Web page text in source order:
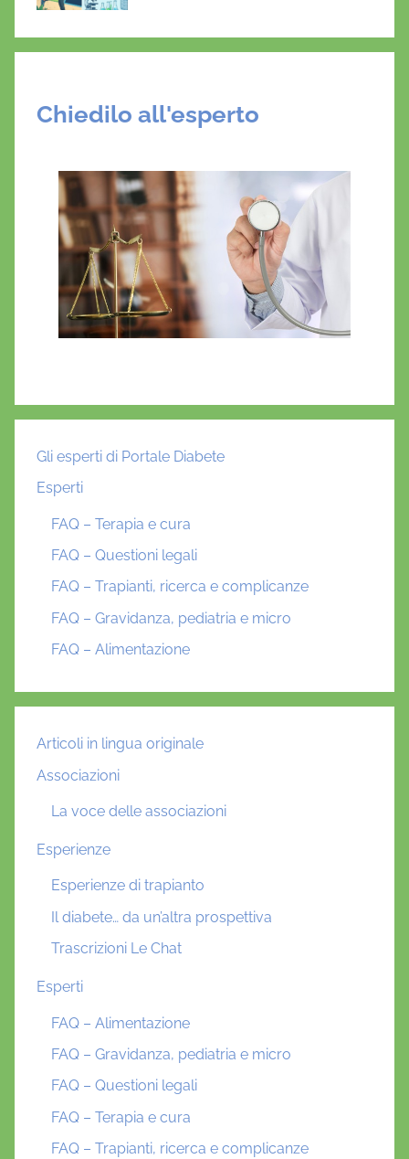
Chiedilo all'esperto
Gli esperti di Portale Diabete
Esperti
FAQ – Terapia e cura
FAQ – Questioni legali
FAQ – Trapianti, ricerca e complicanze
FAQ – Gravidanza, pediatria e micro
FAQ – Alimentazione
Articoli in lingua originale
Associazioni
La voce delle associazioni
Esperienze
Esperienze di trapianto
Il diabete… da un’altra prospettiva
Trascrizioni Le Chat
Esperti
FAQ – Alimentazione
FAQ – Gravidanza, pediatria e micro
FAQ – Questioni legali
FAQ – Terapia e cura
FAQ – Trapianti, ricerca e complicanze